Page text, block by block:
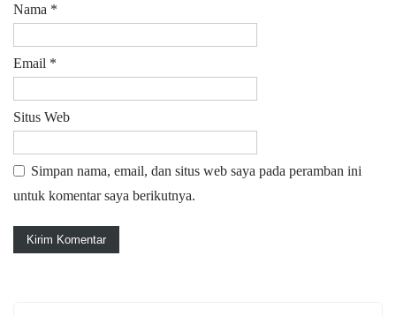
Nama *
Email *
Situs Web
Simpan nama, email, dan situs web saya pada peramban ini
untuk komentar saya berikutnya.